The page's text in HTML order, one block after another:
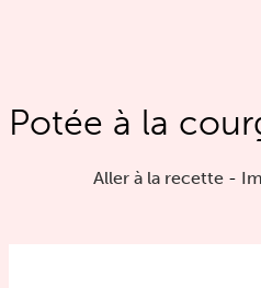
Potée à la
Aller à la recette-